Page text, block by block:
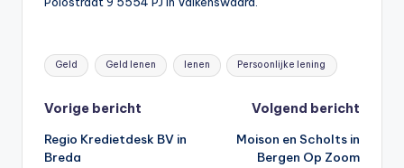
Tags:
Geld Geld lenen lenen Persoonlijke lening
Bericht
navigatie
Vorige bericht
Regio Kredietdesk BV in
Breda
Volgend bericht
Moison en Scholts in
Bergen Op Zoom